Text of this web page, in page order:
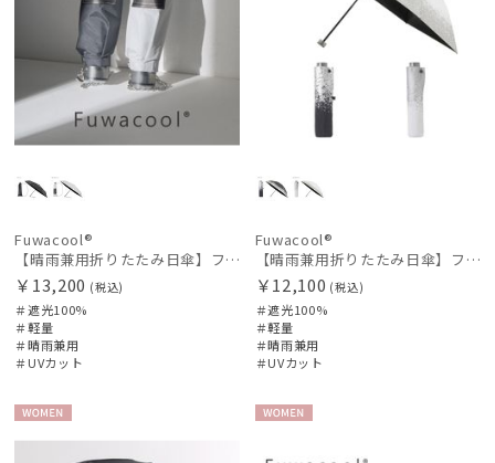
Fuwacool®
【晴雨兼用折りたたみ日傘】フワクール®ブラック（Fuwacool® Black）チューブスタイル 遮光100 UV100
￥13,200 (税込)
＃遮光100%
＃軽量
＃晴雨兼用
＃UVカット
Fuwacool®
【晴雨兼用折りたたみ日傘】フワクール®ブラック（Fuwacool® Black）ドライメタル 遮光100
￥12,100 (税込)
＃遮光100%
＃軽量
＃晴雨兼用
＃UVカット
N